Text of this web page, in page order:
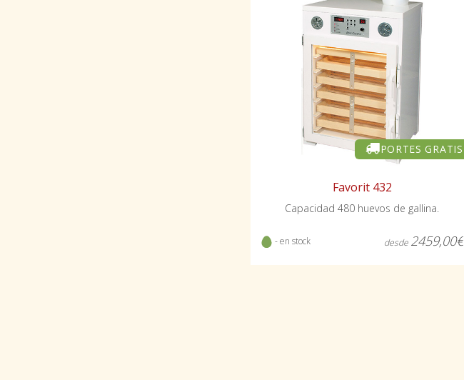
PORTES GRATIS
Favorit 432
Capacidad 480 huevos de gallina.
- en stock desde 2459,00€